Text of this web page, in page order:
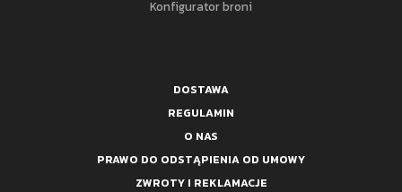
Konfigurator broni
DOSTAWA
REGULAMIN
O NAS
PRAWO DO ODSTĄPIENIA OD UMOWY
ZWROTY I REKLAMACJE